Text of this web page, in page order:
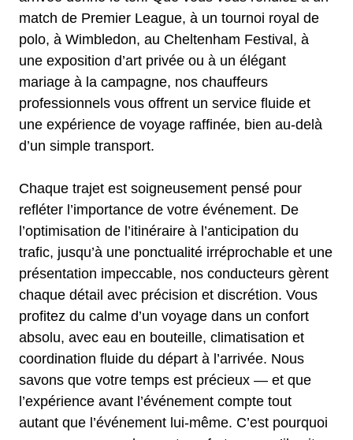
match de Premier League, à un tournoi royal de
polo, à Wimbledon, au Cheltenham Festival, à
une exposition d’art privée ou à un élégant
mariage à la campagne, nos chauffeurs
professionnels vous offrent un service fluide et
une expérience de voyage raffinée, bien au-delà
d’un simple transport.
Chaque trajet est soigneusement pensé pour
refléter l’importance de votre événement. De
l’optimisation de l’itinéraire à l’anticipation du
trafic, jusqu’à une ponctualité irréprochable et une
présentation impeccable, nos conducteurs gèrent
chaque détail avec précision et discrétion. Vous
profitez du calme d’un voyage dans un confort
absolu, avec eau en bouteille, climatisation et
coordination fluide du départ à l’arrivée. Nous
savons que votre temps est précieux — et que
l’expérience avant l’événement compte tout
autant que l’événement lui-même. C’est pourquoi